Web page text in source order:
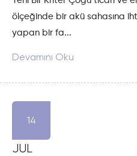
ölçeğinde bir akü sahasına
yapan bir fa...
Devamını Oku
14
JUL